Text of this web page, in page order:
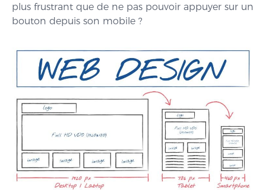
plus frustrant que de ne pas pouvoir appuyer sur un
bouton depuis son mobile ?